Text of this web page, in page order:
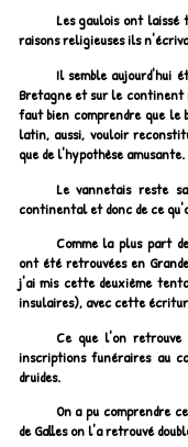
Les gaulois ont laissé
raisons religieuses ils
Il semble aujourd'hui
Bretagne et sur le continent
faut bien comprendre que le
latin, aussi, vouloir
que de l'hypothèse amusante.
Le vannetais reste
continental et donc de ce
Comme la plus part
ont été retrouvées en
j'ai mis cette deuxième
insulaires), avec cette
Ce que l'on
inscriptions funéraires au
druides.
On a pu comprendre
de Galles on l'a retrouvé